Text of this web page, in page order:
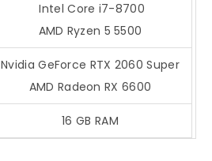
Intel Core i7-8700
AMD Ryzen 5 5500
Nvidia GeForce RTX 2060 Super
AMD Radeon RX 6600
16 GB RAM